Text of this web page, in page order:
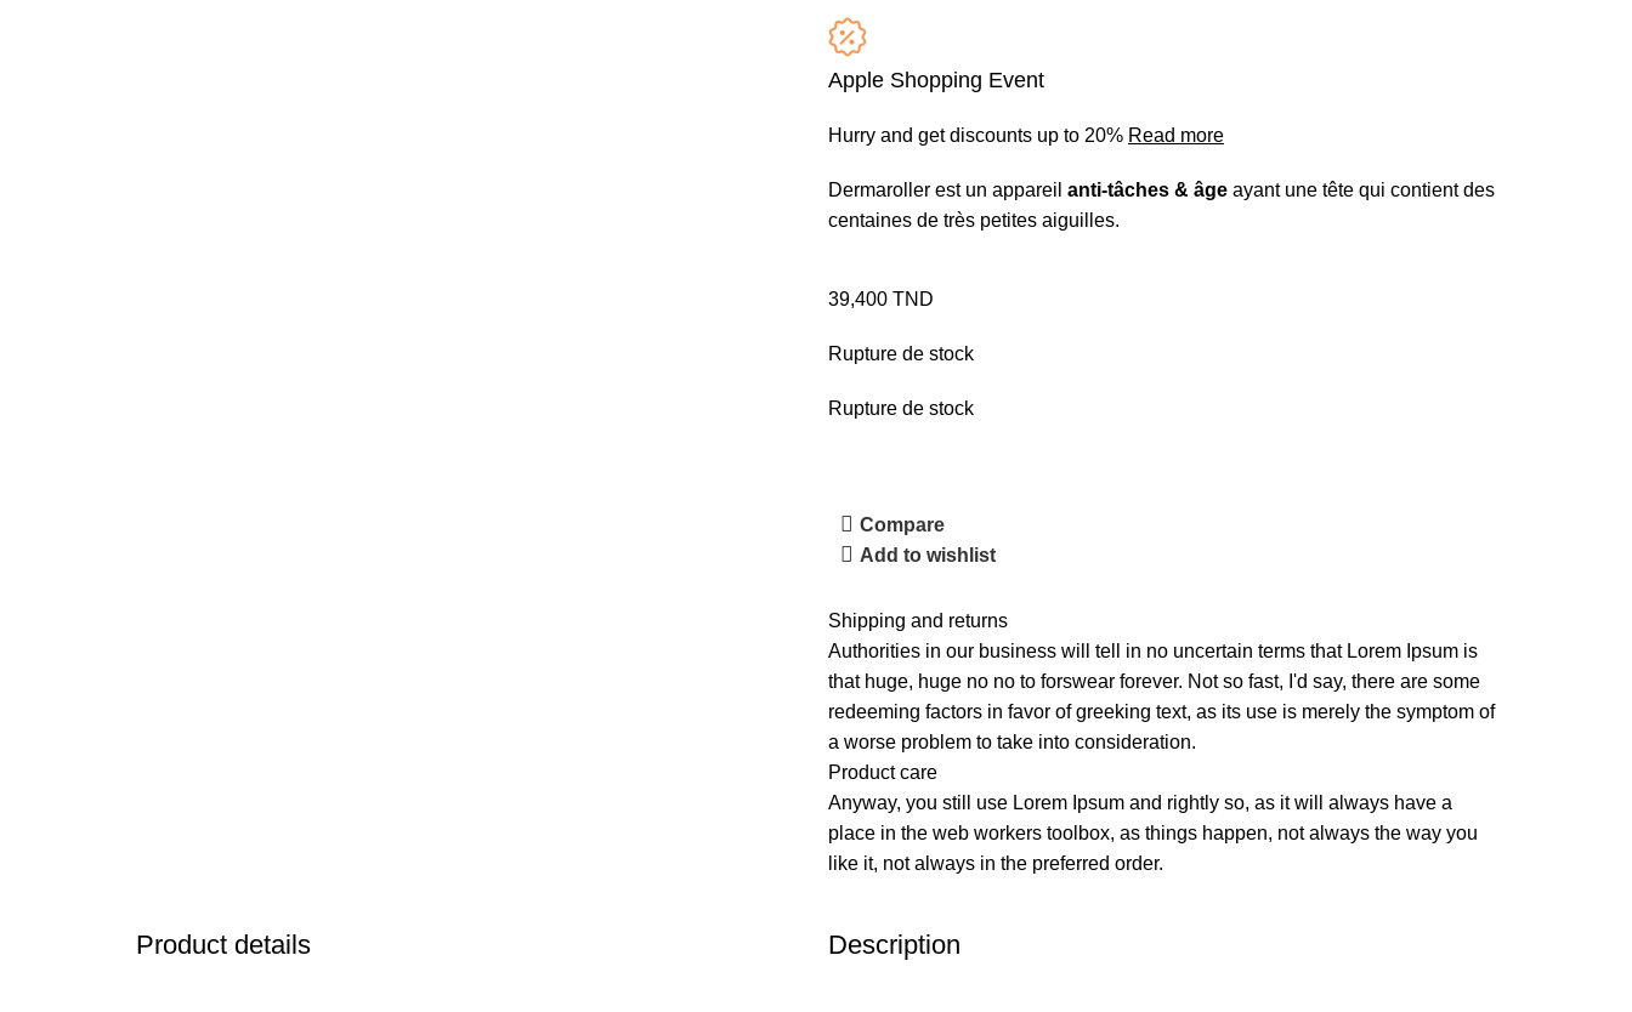
Apple Shopping Event
Hurry and get discounts up to 20% Read more
Dermaroller est un appareil anti-tâches & âge ayant une tête qui contient des
centaines de très petites aiguilles.
39,400 TND
Rupture de stock
Rupture de stock
Compare
Add to wishlist
Shipping and returns
Authorities in our business will tell in no uncertain terms that Lorem Ipsum is
that huge, huge no no to forswear forever. Not so fast, I'd say, there are some
redeeming factors in favor of greeking text, as its use is merely the symptom of
a worse problem to take into consideration.
Product care
Anyway, you still use Lorem Ipsum and rightly so, as it will always have a
place in the web workers toolbox, as things happen, not always the way you
like it, not always in the preferred order.
Product details Description